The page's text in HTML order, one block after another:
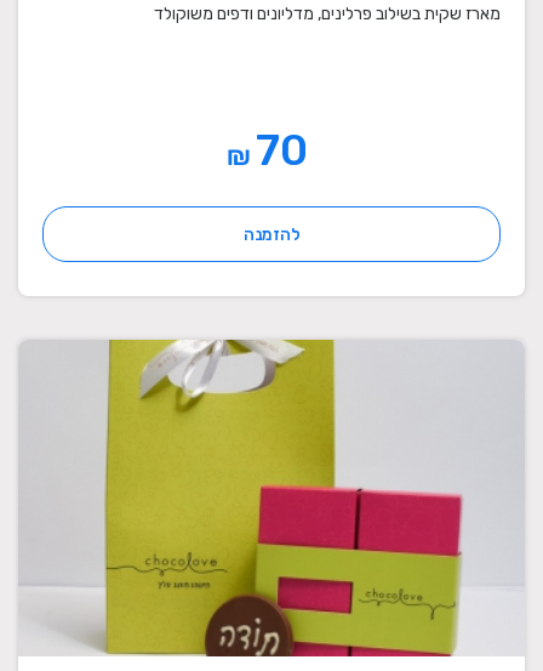
מארז שקית בשילוב פרלינים, מדליונים ודפים משוקולד
₪
להזמנה